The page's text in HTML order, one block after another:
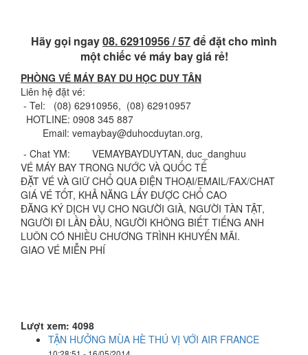
Hãy gọi ngay08. 62910956 / 57để đặt cho mình
một chiếc vé máy bay giá rẻ!
PHÒNG VÉ MÁY BAY DU HỌC DUY TÂN
Liên hệ đặt vé:
- Tel: (08) 62910956, (08) 62910957
HOTLINE: 0908 345 887
Email: vemaybay@duhocduytan.org,
- Chat YM: VEMAYBAYDUYTAN, duc_danghuu
VÉ MÁY BAY TRONG NƯỚC VÀ QUỐC TẾ
ÐẶT VÉ VÀ GIỮ CHỔ QUA ÐIỆN THOẠI/EMAIL/FAX/CHAT
GIÁ VÉ TỐT, KHẢ NĂNG LẤY ÐƯỢC CHỔ CAO
ÐĂNG KÝ DỊCH VỤ CHO NGƯỜI GIÀ, NGƯỜI TÀN TẬT,
NGƯỜI ÐI LẦN ÐẦU, NGƯỜI KHÔNG BIẾT TIẾNG ANH
LUÔN CÓ NHIỀU CHƯƠNG TRÌNH KHUYẾN MÃI.
GIAO VÉ MIỄN PHÍ
Lượt xem: 4098
TẬN HƯỞNG MÙA HÈ THÚ VỊ VỚI AIR FRANCE